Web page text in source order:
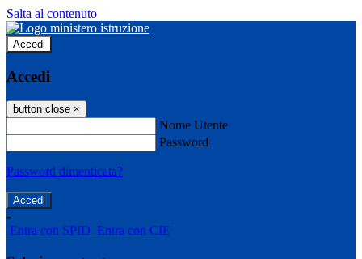
Salta al contenuto
Accedi
Accedi
button close ×
Nome Utente
Password
Password dimenticata?
-
Entra con SPID Entra con CIE